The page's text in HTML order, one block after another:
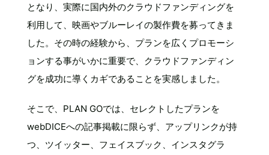
となり、実際に国内外のクラウドファンディングを
利用して、映画やブルーレイの製作費を募ってきま
した。その時の経験から、プランを広くプロモーシ
ョンする事がいかに重要で、クラウドファンディン
グを成功に導くカギであることを実感しました。
そこで、PLAN GOでは、セレクトしたプランを
webDICEへの記事掲載に限らず、アップリンクが持
つ、ツイッター、フェイスブック、インスタグラ